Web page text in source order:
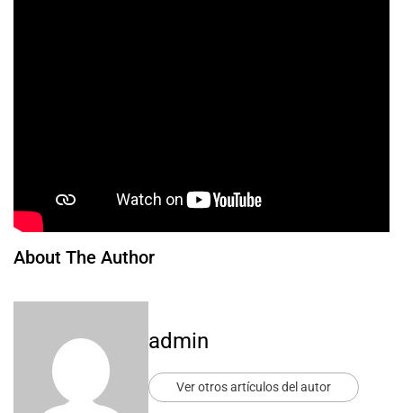
About The Author
admin
Ver otros artículos del autor